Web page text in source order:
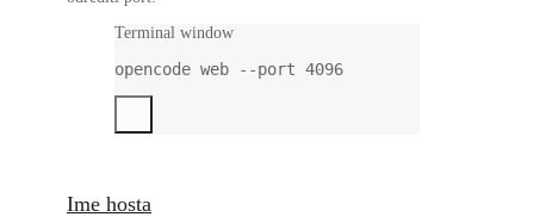
Terminal window
opencode web --port 4096
Ime hosta